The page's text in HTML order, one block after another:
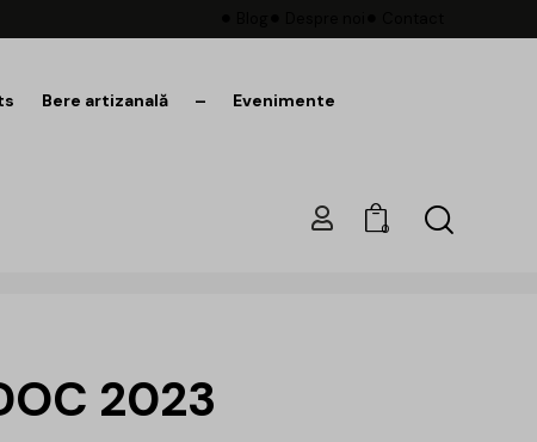
Bere artizanală – Evenimente
0
2023